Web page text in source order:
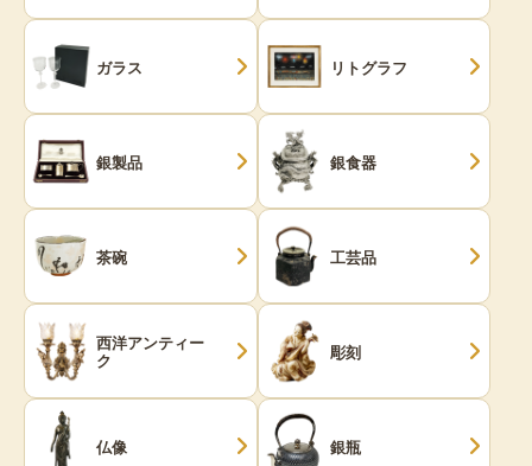
ガラス リトグラフ
銀製品 銀食器
茶碗 工芸品
西洋アンティー
ク 彫刻
仏像 銀瓶